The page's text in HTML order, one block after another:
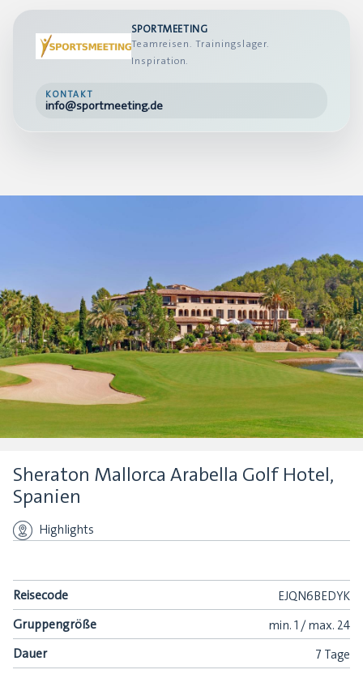
SPORTMEETING
Teamreisen. Trainingslager.
Inspiration.
KONTAKT
info@sportmeeting.de
Sheraton Mallorca Arabella Golf Hotel,
Spanien
Highlights
Reisecode EJQN6BEDYK
Gruppengröße min. 1 /max. 24
Dauer 7 Tage